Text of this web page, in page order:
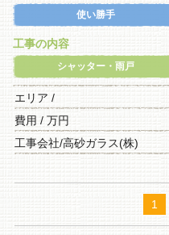
使い勝手
工事の内容
シャッター・雨戸
エリア /
費用 / 万円
工事会社/高砂ガラス(株)
1